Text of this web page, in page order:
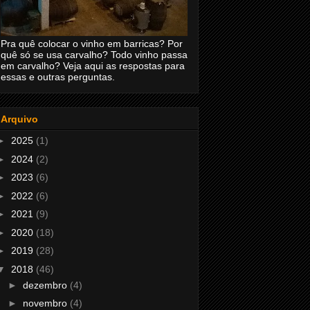
Pra quê colocar o vinho em barricas? Por
quê só se usa carvalho? Todo vinho passa
em carvalho? Veja aqui as respostas para
essas e outras perguntas.
Arquivo
2025 (1)
2024 (2)
2023 (6)
2022 (6)
2021 (9)
2020 (18)
2019 (28)
2018 (46)
► dezembro (4)
► novembro (4)